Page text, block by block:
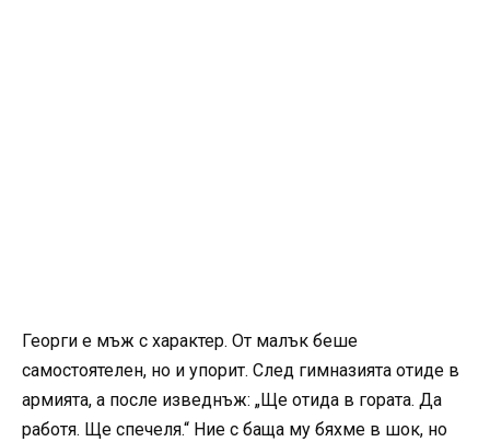
Георги е мъж с характер. От малък беше
самостоятелен, но и упорит. След гимназията отиде в
армията, а после изведнъж: „Ще отида в гората. Да
работя. Ще спечеля.“ Ние с баща му бяхме в шок, но